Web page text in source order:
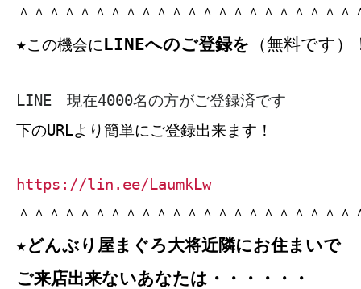
＾＾＾＾＾＾＾＾＾＾＾＾＾＾＾＾＾＾＾＾＾
★この機会にLINEへのご登録を （無料です）
LINE 現在4000名の方がご登録済です
下のURLより簡単にご登録出来ます！
https://lin.ee/LaumkLw
＾＾＾＾＾＾＾＾＾＾＾＾＾＾＾＾＾＾＾＾＾
★どんぶり屋まぐろ大将近隣にお住まいで
ご来店出来ないあなたは・・・・・・